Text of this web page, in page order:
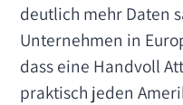
deutlich mehr Daten
Unternehmen in
dass eine Handvoll
praktisch jeden